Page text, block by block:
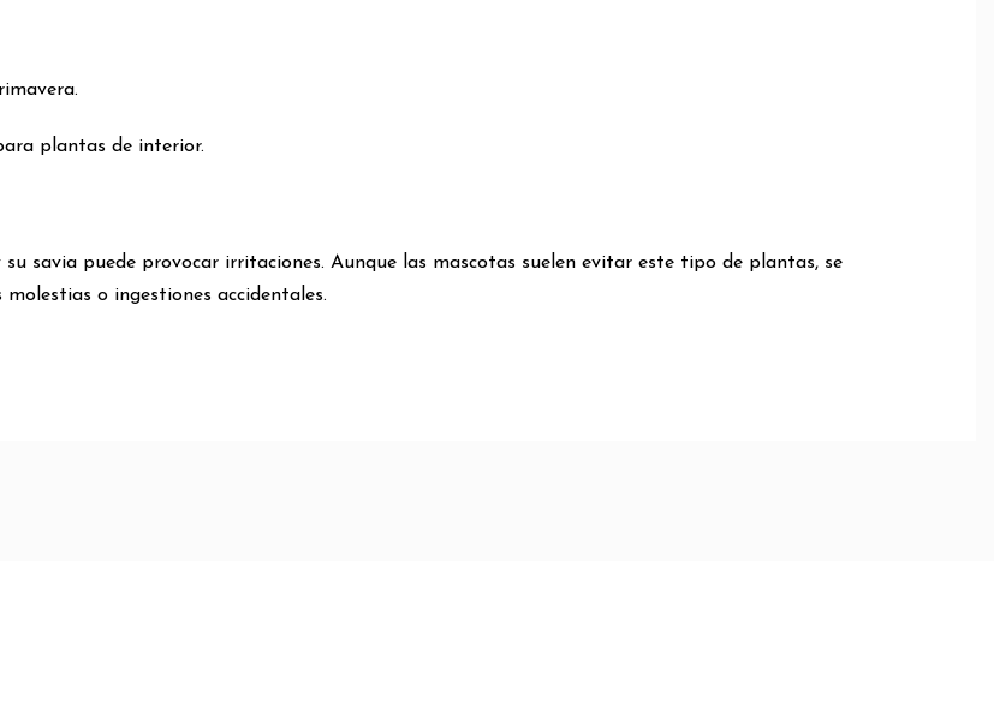
plantas de interior.
savia puede provocar irritaciones. Aunque las mascotas suelen evitar este tipo de plantas, se
o ingestiones accidentales.